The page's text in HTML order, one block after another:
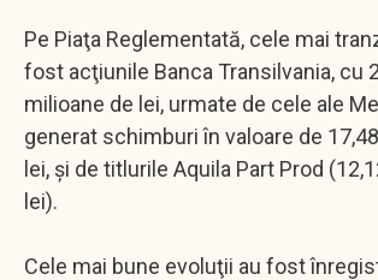
Pe Piaţa Reglementată, cele mai
fost acţiunile Banca Transilvania, cu
milioane de lei, urmate de cele ale
generat schimburi în valoare de
lei, şi de titlurile Aquila Part Prod
lei).
Cele mai bune evoluţii au fost